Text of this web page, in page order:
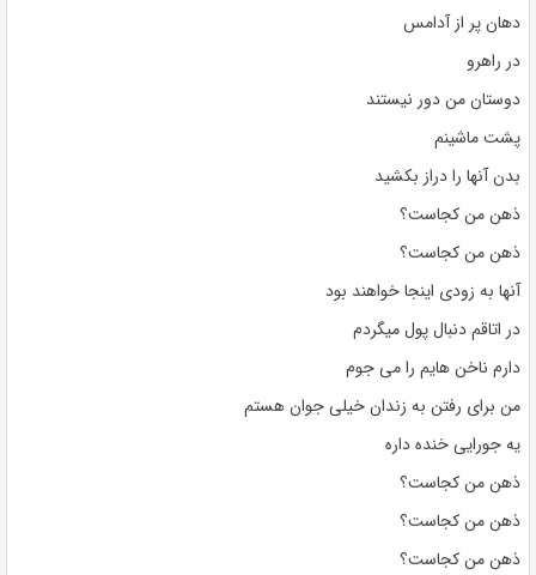
دهان پر از آدامس
در راهرو
دوستان من دور نیستند
پشت ماشینم
بدن آنها را دراز بکشید
ذهن من کجاست؟
ذهن من کجاست؟
آنها به زودی اینجا خواهند بود
در اتاقم دنبال پول میگردم
دارم ناخن هایم را می جوم
من برای رفتن به زندان خیلی جوان هستم
یه جورایی خنده داره
ذهن من کجاست؟
ذهن من کجاست؟
ذهن من کجاست؟